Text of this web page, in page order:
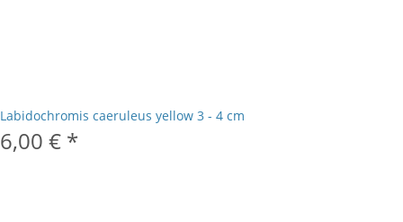
Labidochromis caeruleus yellow 3 - 4 cm
6,00 € *